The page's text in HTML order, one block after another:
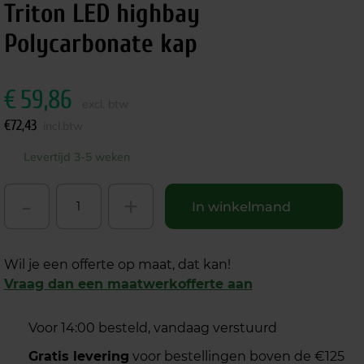
Triton LED highbay
Polycarbonate kap
€59,86
€72,43
Levertijd 3-5 weken
In winkelmand
Wil je een offerte op maat, dat kan!
Vraag dan een maatwerkofferte aan
Voor 14:00 besteld, vandaag verstuurd
Gratis levering voor bestellingen boven de €125